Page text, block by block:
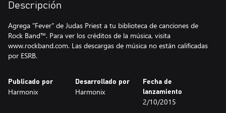
Descripción
Agrega "Fever" de Judas Priest a tu biblioteca de canciones de
Rock Band™. Para ver los créditos de la música, visita
www.rockband.com. Las descargas de música no están calificadas
por ESRB.
Publicado por
Harmonix
Desarrollado por
Harmonix
Fecha de
lanzamiento
2/10/2015